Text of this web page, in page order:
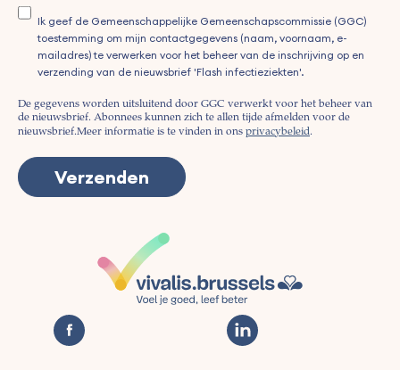
Ik geef de Gemeenschappelijke Gemeenschapscommissie (GGC)
toestemming om mijn contactgegevens (naam, voornaam, e-
mailadres) te verwerken voor het beheer van de inschrijving op en
verzending van de nieuwsbrief 'Flash infectieziekten'.
De gegevens worden uitsluitend door GGC verwerkt voor het beheer van
de nieuwsbrief. Abonnees kunnen zich te allen tijde afmelden voor de
nieuwsbrief.Meer informatie is te vinden in ons privacybeleid.